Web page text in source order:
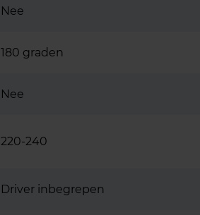
Nee
180 graden
Nee
220-240
Driver inbegrepen